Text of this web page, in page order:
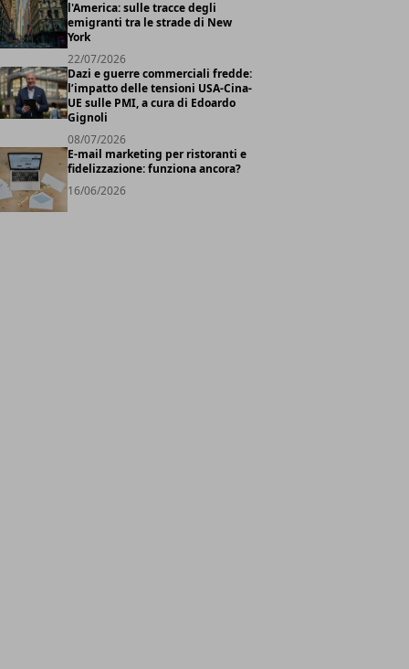
l'America: sulle tracce degli
emigranti tra le strade di New
York
22/07/2026
Dazi e guerre commerciali fredde:
l’impatto delle tensioni USA-Cina-
UE sulle PMI, a cura di Edoardo
Gignoli
08/07/2026
E-mail marketing per ristoranti e
fidelizzazione: funziona ancora?
16/06/2026